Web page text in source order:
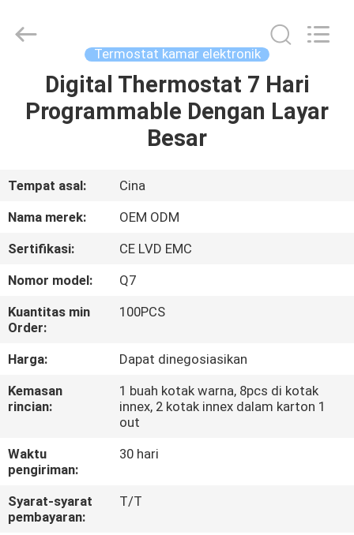
RUMAH
PERTUNJUKAN
VR
TENTANG
KAMI
TUR
PABRIK
KONTROL
KUALITAS
HUBUNGI
KAMI
Limited.
Termostat kamar elektronik
Digital Thermostat 7 Hari
Programmable Dengan Layar
Besar
Tempat asal:
Cina
Nama merek:
OEM ODM
Sertifikasi:
CE LVD EMC
Nomor model:
Q7
Kuantitas min
Order:
100PCS
Harga:
Dapat dinegosiasikan
Kemasan
rincian:
1 buah kotak warna, 8pcs di kotak
innex, 2 kotak innex dalam karton 1
out
Waktu
pengiriman:
30 hari
Syarat-syarat
pembayaran:
T/T